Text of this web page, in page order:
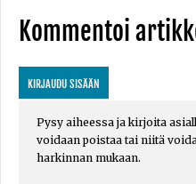
Kommentoi
KIRJAUDU SISÄÄN
Pysy aiheessa ja kirjoita
voidaan poistaa tai niitä
harkinnan mukaan.